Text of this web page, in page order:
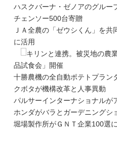
ハスクバーナ・ゼノアのグルー
チェンソー500台寄贈
ＪＡ全農の「ゼウシくん」を
に活用
キリンと連携。被災地の農
品試食会」開催
十勝農機の全自動ポテトプラン
クボタが機構改革と人事異動
パルサーインターナショナルが
ホンダがバラとガーデニングシ
堀場製作所がＧＮＴ企業100選に